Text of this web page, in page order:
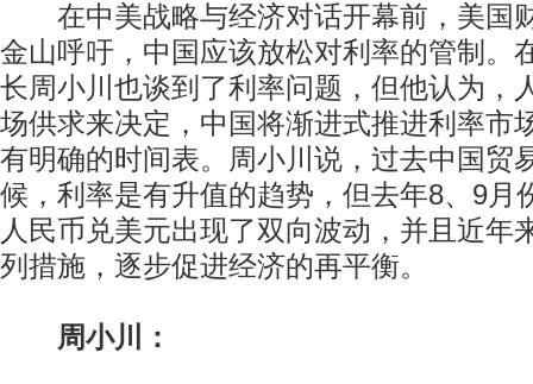
在中美战略与经济对话开幕前，美国
金山呼吁，中国应该放松对利率的管制。
长周小川也谈到了利率问题，但他认为，
场供求来决定，中国将渐进式推进利率市
有明确的时间表。周小川说，过去中国贸
候，利率是有升值的趋势，但去年8、9月
人民币兑美元出现了双向波动，并且近年
列措施，逐步促进经济的再平衡。
周小川：